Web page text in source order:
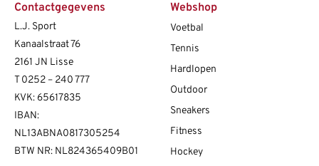
Contactgegevens
L.J. Sport
Kanaalstraat 76
2161 JN Lisse
T 0252 – 240 777
KVK: 65617835
IBAN:
NL13ABNA0817305254
BTW NR: NL824365409B01
Webshop
Voetbal
Tennis
Hardlopen
Outdoor
Sneakers
Fitness
Hockey